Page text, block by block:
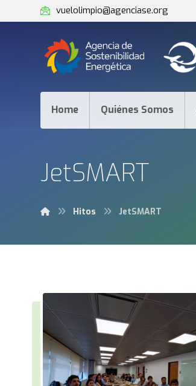
vuelolimpio@agenciase.org
Home Quiénes Somos
JetSMART
Hitos JetSMART